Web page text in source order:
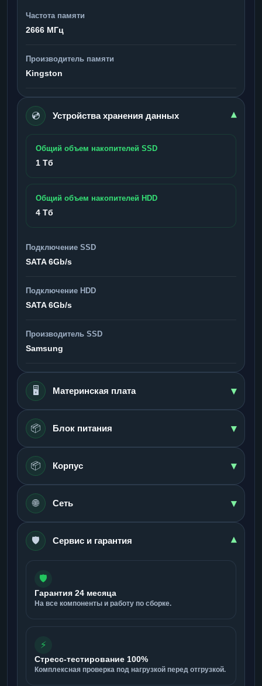
Частота памяти
2666 МГц
Производитель памяти
Kingston
💿 Устройства хранения данных ▾
Общий объем накопителей SSD
1 Тб
Общий объем накопителей HDD
4 Тб
Подключение SSD
SATA 6Gb/s
Подключение HDD
SATA 6Gb/s
Производитель SSD
Samsung
🖥️ Материнская плата ▾
📦 Блок питания ▾
📦 Корпус ▾
🌐 Сеть ▾
🛡️ Сервис и гарантия ▾
🛡️
Гарантия 24 месяца
На все компоненты и работу по сборке.
⚡
Стресс-тестирование 100%
Комплексная проверка под нагрузкой перед отгрузкой.